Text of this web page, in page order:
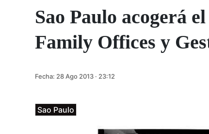
Sao Paulo acogerá
Family Offices y
Fecha: 28 Ago 2013 · 23:12
Sao Paulo